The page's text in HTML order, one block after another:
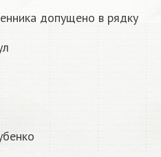
допущено в рядку